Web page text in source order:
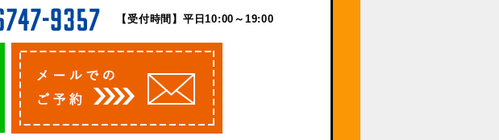
【受付時間】平日10:00～19:00